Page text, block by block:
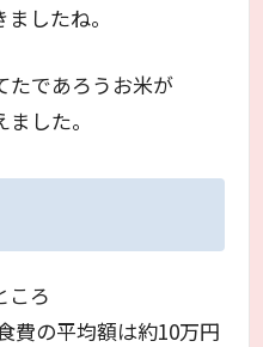
したね。
たであろうお米が
した。
ころ
費の平均額は約10万円